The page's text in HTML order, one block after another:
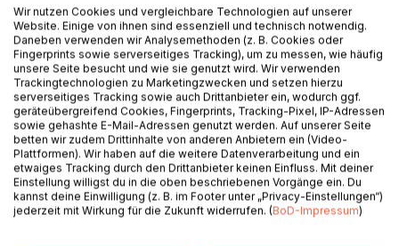
Auf die Merkliste
Titel bewerten
BESCHREIBUNG
Wir nutzen Cookies und vergleichbare Technologien auf unserer
Website. Einige von ihnen sind essenziell und technisch notwendig.
Daneben verwenden wir Analysemethoden (z. B. Cookies oder
Fingerprints sowie serverseitiges Tracking), um zu messen, wie häufig
unsere Seite besucht und wie sie genutzt wird. Wir verwenden
Trackingtechnologien zu Marketingzwecken und setzen hierzu
serverseitiges Tracking sowie auch Drittanbieter ein, wodurch ggf.
geräteübergreifend Cookies, Fingerprints, Tracking-Pixel, IP-Adressen
sowie gehashte E-Mail-Adressen genutzt werden. Auf unserer Seite
betten wir zudem Drittinhalte von anderen Anbietern ein (Video-
Plattformen). Wir haben auf die weitere Datenverarbeitung und ein
etwaiges Tracking durch den Drittanbieter keinen Einfluss. Mit deiner
Einstellung willigst du in die oben beschriebenen Vorgänge ein. Du
kannst deine Einwilligung (z. B. im Footer unter „Privacy-Einstellungen“)
jederzeit mit Wirkung für die Zukunft widerrufen. (BoD-Impressum)